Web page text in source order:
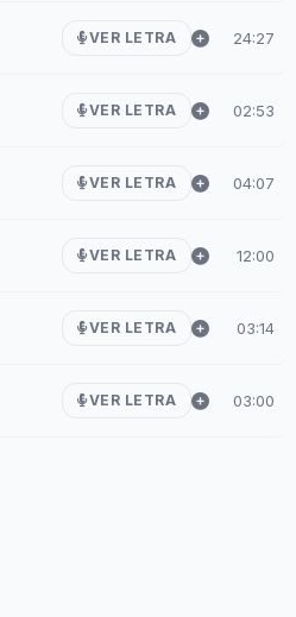
VER LETRA 24:27
VER LETRA 02:53
VER LETRA 04:07
VER LETRA 12:00
VER LETRA 03:14
VER LETRA 03:00